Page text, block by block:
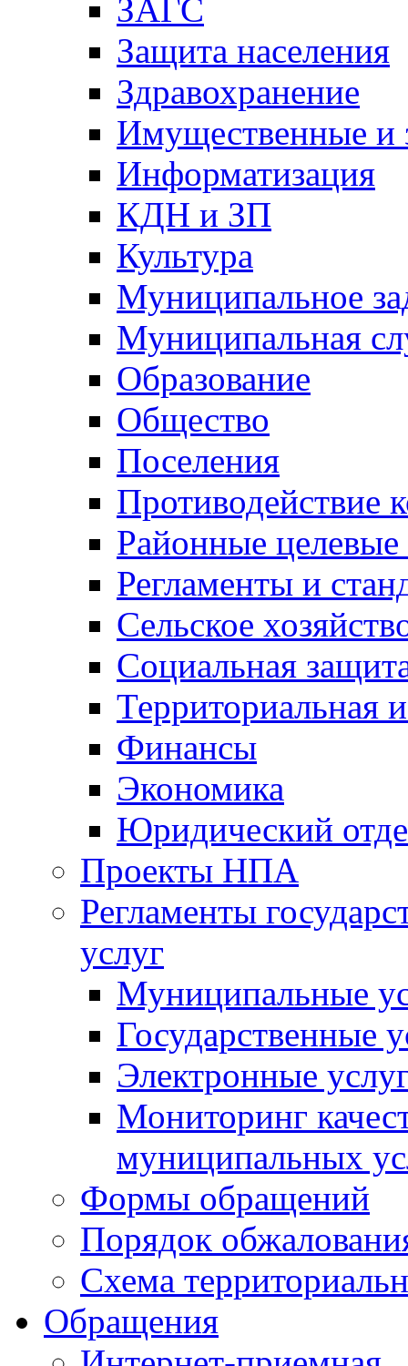
ЗАГС
Защита населения
Здравохранение
Имущественные и
Информатизация
КДН и ЗП
Культура
Муниципальное
Муниципальная
Образование
Общество
Поселения
Противодействие
Районные
Регламенты и
Сельское
Социальная
Территориальная
Финансы
Экономика
Юридический
Проекты НПА
Регламенты
услуг
Муниципальные
Государственные
Электронные
Мониторинг
муниципальных
Формы обращений
Порядок
Схема
Обращения